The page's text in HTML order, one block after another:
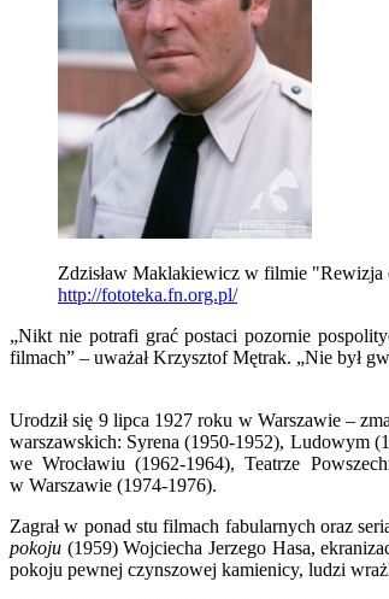
Zdzisław Maklakiewicz w filmie "Rewizja
http://fototeka.fn.org.pl/
„Nikt nie potrafi grać postaci pozornie
filmach” – uważał Krzysztof Mętrak. „Nie był
Urodził się 9 lipca 1927 roku w Warszawie –
warszawskich: Syrena (1950-1952), Ludowym
we Wrocławiu (1962-1964), Teatrze
w Warszawie (1974-1976).
Zagrał w ponad stu filmach fabularnych oraz
pokoju (1959) Wojciecha Jerzego Hasa,
pokoju pewnej czynszowej kamienicy, ludzi